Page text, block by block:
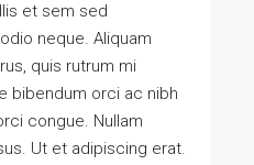
et sem sed
neque. Aliquam
quis rutrum mi
bibendum orci ac nibh
congue. Nullam
Ut et adipiscing erat.